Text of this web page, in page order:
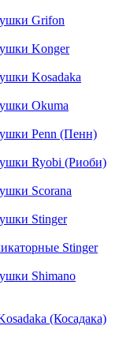
Grifon
Konger
Kosadaka
Okuma
Penn (Пенн)
Ryobi (Риоби)
Scorana
Stinger
Stinger
Shimano
(Косадака)